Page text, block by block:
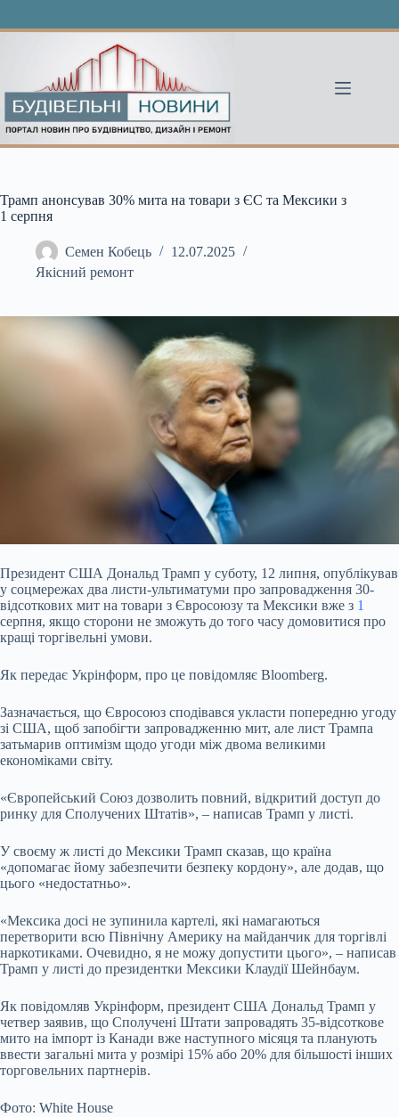
Трамп анонсував 30% мита на товари з ЄС та Мексики з
1 серпня
Семен Кобець
12.07.2025
Якісний ремонт
Президент США Дональд Трамп у суботу, 12 липня, опублікував
у соцмережах два листи-ультиматуми про запровадження 30-
відсоткових мит на товари з Євросоюзу та Мексики вже з 1
серпня, якщо сторони не зможуть до того часу домовитися про
кращі торгівельні умови.
Як передає Укрінформ, про це повідомляє Bloomberg.
Зазначається, що Євросоюз сподівався укласти попередню угоду
зі США, щоб запобігти запровадженню мит, але лист Трампа
затьмарив оптимізм щодо угоди між двома великими
економіками світу.
«Європейський Союз дозволить повний, відкритий доступ до
ринку для Сполучених Штатів», – написав Трамп у листі.
У своєму ж листі до Мексики Трамп сказав, що країна
«допомагає йому забезпечити безпеку кордону», але додав, що
цього «недостатньо».
«Мексика досі не зупинила картелі, які намагаються
перетворити всю Північну Америку на майданчик для торгівлі
наркотиками. Очевидно, я не можу допустити цього», – написав
Трамп у листі до президентки Мексики Клаудії Шейнбаум.
Як повідомляв Укрінформ, президент США Дональд Трамп у
четвер заявив, що Сполучені Штати запровадять 35-відсоткове
мито на імпорт із Канади вже наступного місяця та планують
ввести загальні мита у розмірі 15% або 20% для більшості інших
торговельних партнерів.
Фото: White House